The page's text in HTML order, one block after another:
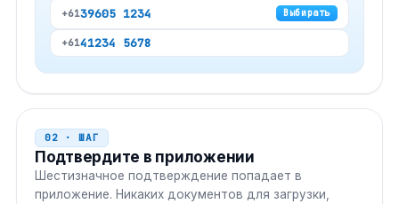
+6139605 1234 Выбирать
+6141234 5678
02 · ШАГ
Подтвердите в приложении
Шестизначное подтверждение попадает в
приложение. Никаких документов для загрузки,